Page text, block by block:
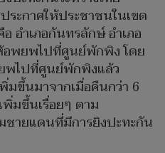
ะกาศให้ประชาชนในเขต
อำเภอกันทรลักษ์ อำเภอ
อพยพไปที่ศูนย์พักพิง โดย
พไปที่ศูนย์พักพิงแล้ว
มขึ้นมาจากเมื่อคืนกว่า 6
มขึ้นเรื่อยๆ ตาม
ายแดนที่มีการยิงปะทะกัน